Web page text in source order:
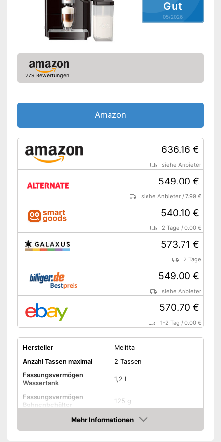
Einstellung der
Kaffeestärke
Entkalkungsanzeige
Milchaufschäumer
-
- Tee
- und weitere
Technische Details
Maße
20 x 32,5 x 45,5 cm
Gewicht
Material Mahlwerk
Mahlwerktyp
Leistung
Druck
15 bar
Vorteile
Die Stärke des Kaffees ist
Entkalkungsanzeige
Der Kaffeeauslauf ist in der
Höhe verstellbar
Einfache Reinigung dank der
spülmaschinentauglichen
Gut
05/2026
279 Bewertungen
Amazon
636.16 €
siehe Anbieter
549.00 €
siehe Anbieter /7.99 €
540.10 €
2 Tage /0.00 €
573.71 €
2 Tage
549.00 €
siehe Anbieter
570.70 €
1-2 Tag /0.00 €
Hersteller
Melitta
Anzahl Tassen maximal
2 Tassen
Fassungsvermögen
Wassertank
1,2 l
Fassungsvermögen
Bohnenbehälter
125 g
Höhenverstellbarer
Mehr Informationen
Amazon